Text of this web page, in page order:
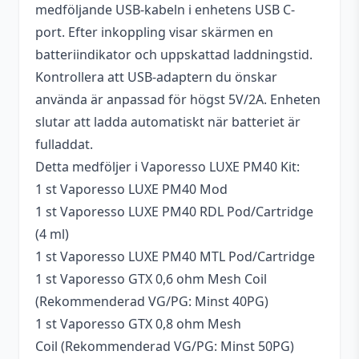
medföljande USB-kabeln i enhetens USB C-
port. Efter inkoppling visar skärmen en
batteriindikator och uppskattad laddningstid.
Kontrollera att USB-adaptern du önskar
använda är anpassad för högst 5V/2A. Enheten
slutar att ladda automatiskt när batteriet är
fulladdat.
Detta medföljer i Vaporesso LUXE PM40 Kit:
1 st Vaporesso LUXE PM40 Mod
1 st Vaporesso LUXE PM40 RDL Pod/Cartridge
(4 ml)
1 st Vaporesso LUXE PM40 MTL Pod/Cartridge
1 st Vaporesso GTX 0,6 ohm Mesh Coil
(Rekommenderad VG/PG: Minst 40PG)
1 st Vaporesso GTX 0,8 ohm Mesh
Coil (Rekommenderad VG/PG: Minst 50PG)